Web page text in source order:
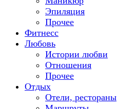
Эпиляция
Прочее
Фитнесс
Любовь
Истории любви
Отношения
Прочее
Отдых
Отели, рестораны